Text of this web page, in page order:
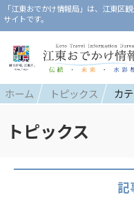
「江東おでかけ情報局」は、江東区
サイトです。
ホーム トピックス カ
トピックス
記